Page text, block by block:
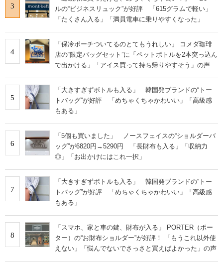
3
ルの“ビジネスリュック”が好評 「615グラムで軽い」
「たくさん入る」「満員電車に乗りやすくなった」
4
「保冷ポーチついてるのとてもうれしい」 コメダ珈琲
店の“限定バッグセット”に「ペットボトルを2本突っ込ん
で出かける」「アイス買って持ち帰りやすそう」の声
5
「大きすぎずボトルも入る」 韓国発ブランドの“トー
トバッグ”が好評 「めちゃくちゃかわいい」「高級感
もある」
6
「5個も買いました」 ノースフェイスの“ショルダーバ
ッグ”が6820円→5290円 「長財布も入る」「収納力
◎」「お出かけにはこれ一択」
7
「大きすぎずボトルも入る」 韓国発ブランドの“トー
トバッグ”が好評 「めちゃくちゃかわいい」「高級感
もある」
8
「スマホ、家と車の鍵、財布が入る」 PORTER（ポー
ター）の“お財布ショルダー”が好評！ 「もうこれ以外使
えない」「悩んでないでさっさと買えばよかった」の声